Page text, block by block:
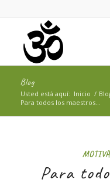
Blog
Usted está aquí: Inicio /
Para todos los maestros…
Para